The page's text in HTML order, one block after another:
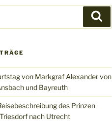
von Markgraf Alexander von
und Bayreuth
des Prinzen
nach Utrecht